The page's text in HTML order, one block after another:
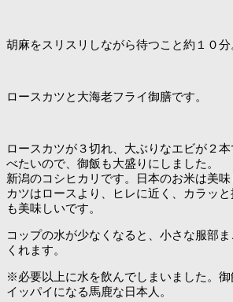
胡麻をスリスリしながら待つこと約１０分
ロースカツと大海老フライ御膳です。
ロースカツが３切れ、大ぶりなエビが２
べたいので、御飯も大盛りにしました。
新潟のコシヒカリです。日本のお米は美味
カツはロースより、ヒレに近く、カラッ
も美味しいです。
コップの水が少なくなると、小さな服部
くれます。
※必要以上に水を飲んでしまいました。
イッパイになる馬鹿な日本人。